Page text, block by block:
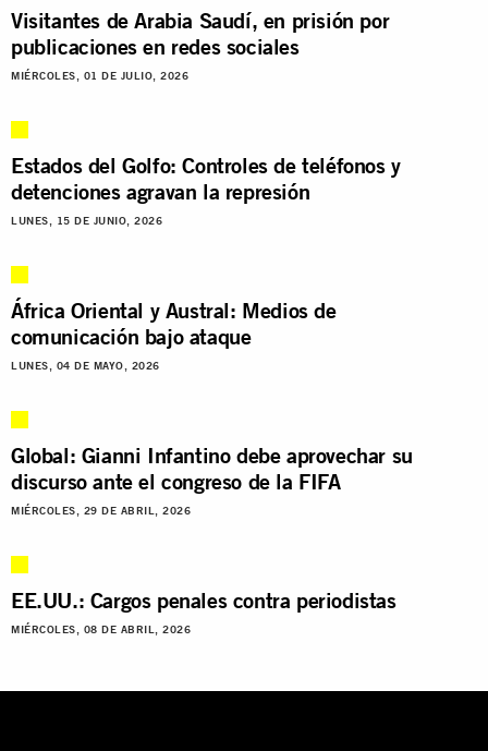
Visitantes de Arabia Saudí, en prisión por
publicaciones en redes sociales
MIÉRCOLES, 01 DE JULIO, 2026
Estados del Golfo: Controles de teléfonos y
detenciones agravan la represión
LUNES, 15 DE JUNIO, 2026
África Oriental y Austral: Medios de
comunicación bajo ataque
LUNES, 04 DE MAYO, 2026
Global: Gianni Infantino debe aprovechar su
discurso ante el congreso de la FIFA
MIÉRCOLES, 29 DE ABRIL, 2026
EE.UU.: Cargos penales contra periodistas
MIÉRCOLES, 08 DE ABRIL, 2026